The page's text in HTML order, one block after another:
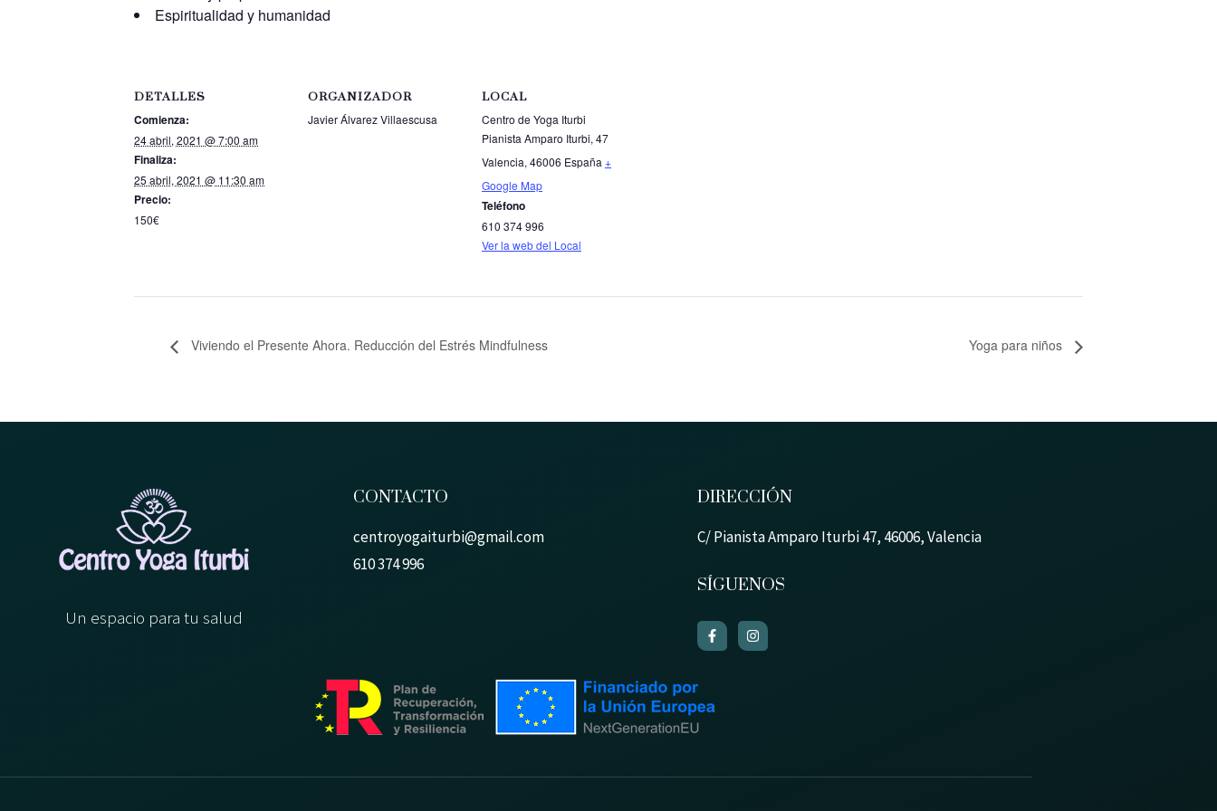
Espiritualidad y humanidad
DETALLES
Comienza:
24 abril, 2021 @ 7:00 am
Finaliza:
25 abril, 2021 @ 11:30 am
Precio:
150€
ORGANIZADOR
Javier Álvarez Villaescusa
LOCAL
Centro de Yoga Iturbi
Pianista Amparo Iturbi, 47
Valencia, 46006 España +
Google Map
Teléfono
610 374 996
Ver la web del Local
Viviendo el Presente Ahora. Reducción del Estrés Mindfulness Yoga para niños
Un espacio para tu salud
CONTACTO
centroyogaiturbi@gmail.com
610 374 996
DIRECCIÓN
C/ Pianista Amparo Iturbi 47, 46006, Valencia
SÍGUENOS